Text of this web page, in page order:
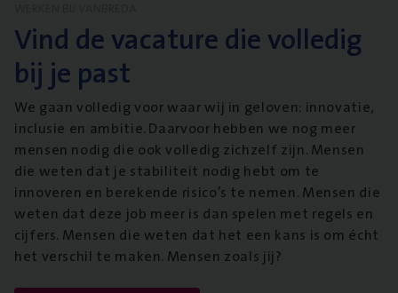
Vind de vacature die volledig
bij je past
We gaan volledig voor waar wij in geloven: innovatie,
inclusie en ambitie. Daarvoor hebben we nog meer
mensen nodig die ook volledig zichzelf zijn. Mensen
die weten dat je stabiliteit nodig hebt om te
innoveren en berekende risico’s te nemen. Mensen die
weten dat deze job meer is dan spelen met regels en
cijfers. Mensen die weten dat het een kans is om écht
het verschil te maken. Mensen zoals jij?